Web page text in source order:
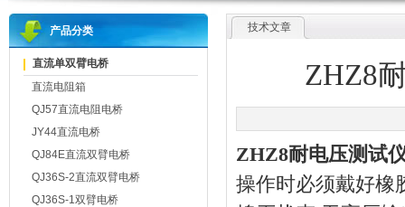
产品分类
直流单双臂电桥
直流电阻箱
QJ57直流电阻电桥
JY44直流电桥
QJ84E直流双臂电桥
QJ36S-2直流双臂电桥
QJ36S-1双臂电桥
技术文章
ZHZ8
ZHZ8耐电压测试
操作时必须戴好橡